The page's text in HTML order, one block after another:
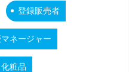
登録販売者
ネージャー
化粧品